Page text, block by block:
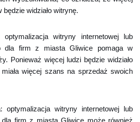
widziało witrynę.
witryny internetowej lub
dla firm z miasta Gliwice pomaga w
Ponieważ więcej ludzi będzie widziało
więcej szans na sprzedaż swoich
optymalizacja witryny internetowej lub
dla firm z miasta Gliwice może również